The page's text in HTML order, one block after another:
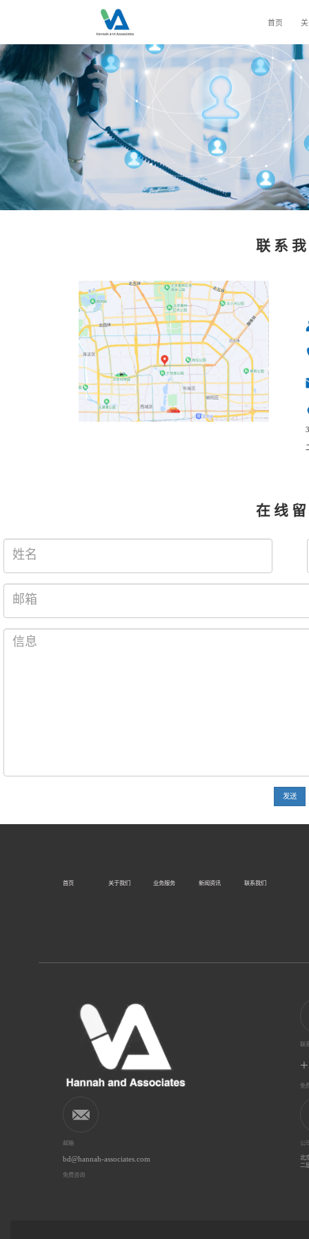
首页
联 系 我
在 线 留
发送
首页 关于我们 业务服务 新闻资讯 联系我们
联
免
邮箱
bd@hannah-associates.com
免费咨询
公
北
二